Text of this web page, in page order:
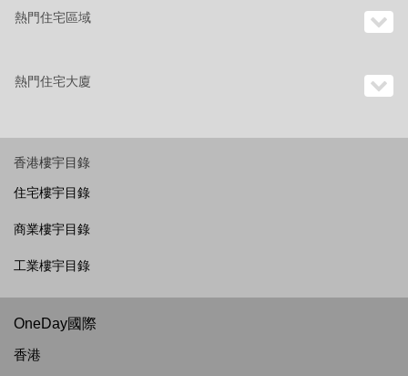
熱門住宅區域
熱門住宅大廈
香港樓宇目錄
住宅樓宇目錄
商業樓宇目錄
工業樓宇目錄
OneDay國際
香港